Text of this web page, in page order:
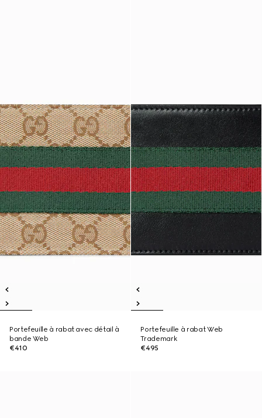
Portefeuille à rabat avec détail à
bande Web
€410
Portefeuille à rabat Web
Trademark
€495